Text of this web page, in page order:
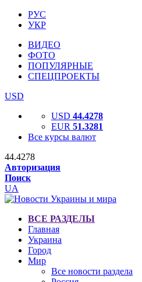
РУС
УКР
ВИДЕО
ФОТО
ПОПУЛЯРНЫЕ
СПЕЦПРОЕКТЫ
USD
USD 44.4278
EUR 51.3281
Все курсы валют
44.4278
Авторизация
Поиск
UA
ВСЕ РАЗДЕЛЫ
Главная
Украина
Город
Мир
Все новости раздела